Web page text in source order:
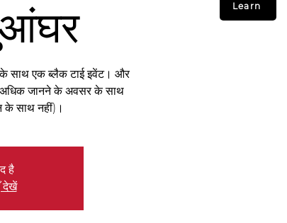
Learn
के साथ एक ब्लैक टाई इवेंट। और
अधिक जानने के अवसर के साथ
के साथ नहीं)।
है
देखें